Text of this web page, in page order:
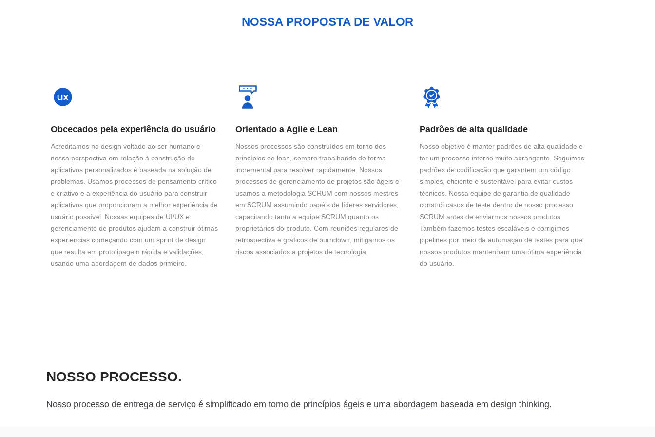
NOSSA PROPOSTA DE VALOR
Obcecados pela experiência do usuário
Acreditamos no design voltado ao ser humano e
nossa perspectiva em relação à construção de
aplicativos personalizados é baseada na solução de
problemas. Usamos processos de pensamento crítico
e criativo e a experiência do usuário para construir
aplicativos que proporcionam a melhor experiência de
usuário possível. Nossas equipes de UI/UX e
gerenciamento de produtos ajudam a construir ótimas
experiências começando com um sprint de design
que resulta em prototipagem rápida e validações,
usando uma abordagem de dados primeiro.
Orientado a Agile e Lean
Nossos processos são construídos em torno dos
princípios de lean, sempre trabalhando de forma
incremental para resolver rapidamente. Nossos
processos de gerenciamento de projetos são ágeis e
usamos a metodologia SCRUM com nossos mestres
em SCRUM assumindo papéis de líderes servidores,
capacitando tanto a equipe SCRUM quanto os
proprietários do produto. Com reuniões regulares de
retrospectiva e gráficos de burndown, mitigamos os
riscos associados a projetos de tecnologia.
Padrões de alta qualidade
Nosso objetivo é manter padrões de alta qualidade e
ter um processo interno muito abrangente. Seguimos
padrões de codificação que garantem um código
simples, eficiente e sustentável para evitar custos
técnicos. Nossa equipe de garantia de qualidade
constrói casos de teste dentro de nosso processo
SCRUM antes de enviarmos nossos produtos.
Também fazemos testes escaláveis e corrigimos
pipelines por meio da automação de testes para que
nossos produtos mantenham uma ótima experiência
do usuário.
NOSSO PROCESSO.
Nosso processo de entrega de serviço é simplificado em torno de princípios ágeis e uma abordagem baseada em design thinking.